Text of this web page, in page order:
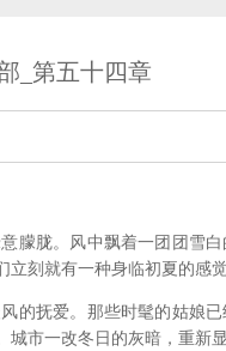
_第五十四章
朦胧。风中飘着一团团雪
刻就有一种身临初夏的感觉
的抚爱。那些时髦的姑娘
市一改冬日的灰暗，重新